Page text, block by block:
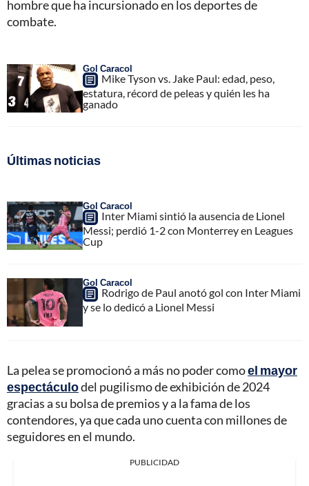
hombre que ha incursionado en los deportes de
combate.
Gol Caracol
Mike Tyson vs. Jake Paul: edad, peso,
estatura, récord de peleas y quién les ha
ganado
Últimas noticias
Gol Caracol
Inter Miami sintió la ausencia de Lionel
Messi; perdió 1-2 con Monterrey en Leagues
Cup
Gol Caracol
Rodrigo de Paul anotó gol con Inter Miami
y se lo dedicó a Lionel Messi
La pelea se promocionó a más no poder comoel mayor
espectáculodel pugilismo de exhibición de 2024
gracias a su bolsa de premios y a la fama de los
contendores, ya que cada uno cuenta con millones de
seguidores en el mundo.
PUBLICIDAD